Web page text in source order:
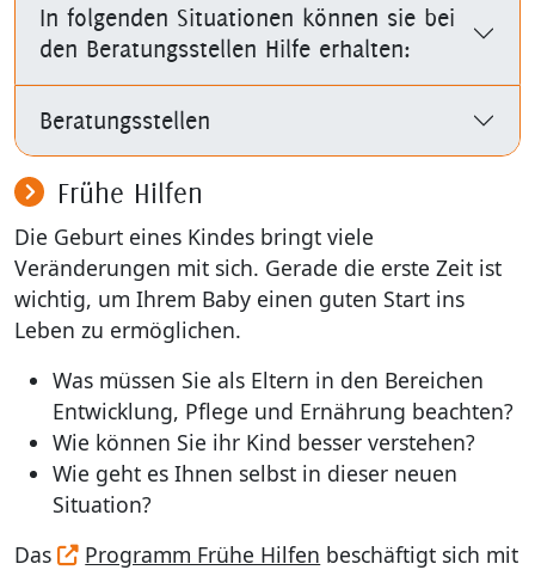
In folgenden Situationen können sie bei
den Beratungsstellen Hilfe erhalten:
Beratungsstellen
Frühe Hilfen
Die Geburt eines Kindes bringt viele
Veränderungen mit sich. Gerade die erste Zeit ist
wichtig, um Ihrem Baby einen guten Start ins
Leben zu ermöglichen.
Was müssen Sie als Eltern in den Bereichen
Entwicklung, Pflege und Ernährung beachten?
Wie können Sie ihr Kind besser verstehen?
Wie geht es Ihnen selbst in dieser neuen
Situation?
Das
Programm Frühe Hilfen beschäftigt sich mit